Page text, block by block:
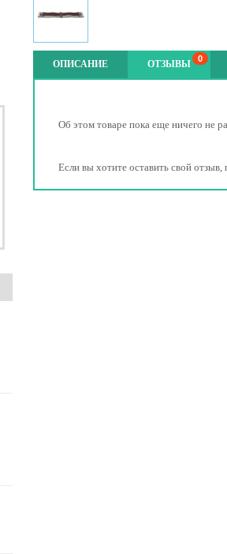
ОПИСАНИЕ ОТЗЫВЫ 0
Об этом товаре пока еще ничего не
Если вы хотите оставить свой отзыв,